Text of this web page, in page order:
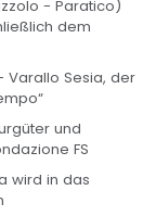
- Paratico)
dem
Varallo Sesia, der
und
FS
wird in das